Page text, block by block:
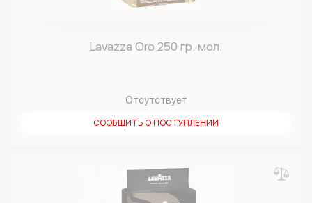
Lavazza Oro 250 гр. мол.
Отсутствует
СООБЩИТЬ О ПОСТУПЛЕНИИ